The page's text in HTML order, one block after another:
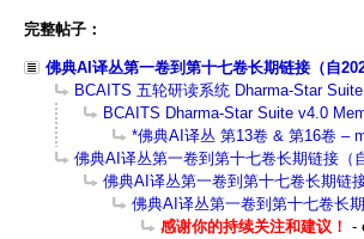
完整帖子：
佛典AI译丛第一卷到第十七卷长期链接（自
BCAITS 五轮研读系统 Dharma-Star
BCAITS Dharma-Star Suite v4.0
*佛典AI译丛 第13卷 & 第16卷 –
佛典AI译丛第一卷到第十七卷长期链接（
佛典AI译丛第一卷到第十七卷长期链
佛典AI译丛第一卷到第十七卷长
感谢你的持续关注和建议！ -